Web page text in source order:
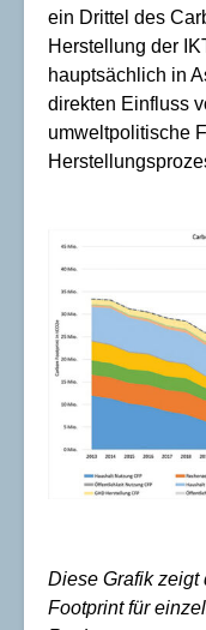
ein Drittel des
Herstellung der
hauptsächlich in
direkten Einfluss
umweltpolitische
Diese Grafik
Footprint für